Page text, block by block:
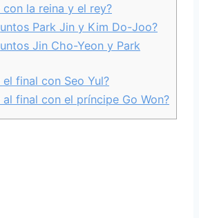
con la reina y el rey?
Park Jin y Kim Do-Joo?
Jin Cho-Yeon y Park
el final con Seo Yul?
al final con el príncipe Go Won?